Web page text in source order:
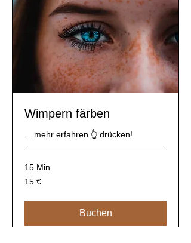
Wimpern färben
....mehr erfahren 👆 drücken!
15 Min.
15
Euro
15 €
Buchen